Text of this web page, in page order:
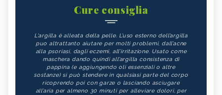
Cure consiglia
L'argilla è alleata della pelle. L’uso esterno dell’argilla
puo altrattanto aiutare per molti problemi, dall’acne
alla psoriasi, dagli eczemi, all’irritazione. Usato come
maschera dando quindi all’argilla consistenza di
pappina (e aggiungendo oli essenziali o altre
sostanze) si può stendere in qualsiasi parte del corpo
ricoprendo poi con garze o lasciando asciugare
all’aria per almeno 30 minuti per alleviare dolori, per